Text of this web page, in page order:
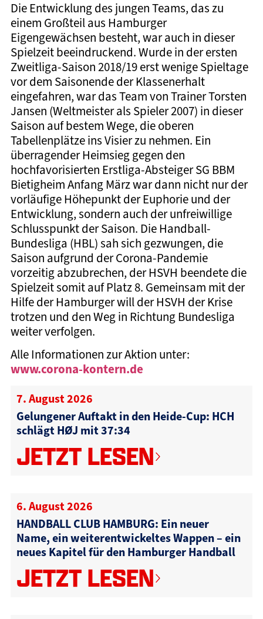
Die Entwicklung des jungen Teams, das zu
einem Großteil aus Hamburger
Eigengewächsen besteht, war auch in dieser
Spielzeit beeindruckend. Wurde in der ersten
Zweitliga-Saison 2018/19 erst wenige Spieltage
vor dem Saisonende der Klassenerhalt
eingefahren, war das Team von Trainer Torsten
Jansen (Weltmeister als Spieler 2007) in dieser
Saison auf bestem Wege, die oberen
Tabellenplätze ins Visier zu nehmen. Ein
überragender Heimsieg gegen den
hochfavorisierten Erstliga-Absteiger SG BBM
Bietigheim Anfang März war dann nicht nur der
vorläufige Höhepunkt der Euphorie und der
Entwicklung, sondern auch der unfreiwillige
Schlusspunkt der Saison. Die Handball-
Bundesliga (HBL) sah sich gezwungen, die
Saison aufgrund der Corona-Pandemie
vorzeitig abzubrechen, der HSVH beendete die
Spielzeit somit auf Platz 8. Gemeinsam mit der
Hilfe der Hamburger will der HSVH der Krise
trotzen und den Weg in Richtung Bundesliga
weiter verfolgen.
Alle Informationen zur Aktion unter:
www.corona-kontern.de
7. August 2026
Gelungener Auftakt in den Heide-Cup: HCH
schlägt HØJ mit 37:34
JETZT LESEN
6. August 2026
HANDBALL CLUB HAMBURG: Ein neuer
Name, ein weiterentwickeltes Wappen – ein
neues Kapitel für den Hamburger Handball
JETZT LESEN